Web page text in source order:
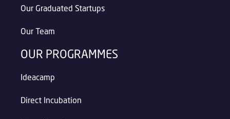
Our Graduated Startups
Our Team
OUR PROGRAMMES
Ideacamp
Direct Incubation